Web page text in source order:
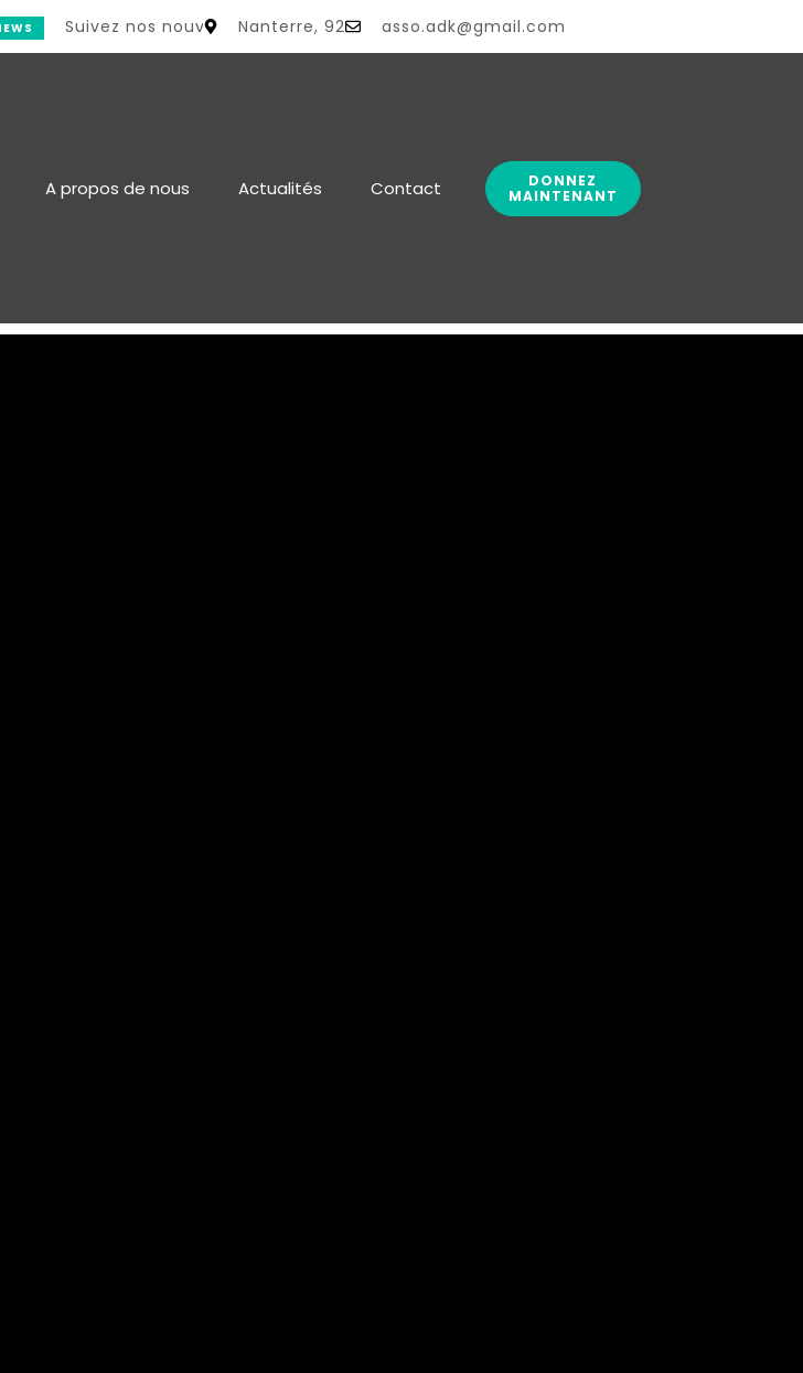
nouvelles dans la rubrique Actualité
Nanterre, 92 asso.adk@gmail.com
A propos de nous Actualités Contact
DONNEZ
MAINTENANT